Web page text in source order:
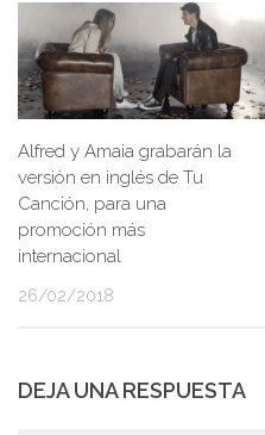
Alfred y Amaia grabarán la
versión en inglés de Tu
Canción, para una
promoción más
internacional
26/02/2018
DEJA UNA RESPUESTA